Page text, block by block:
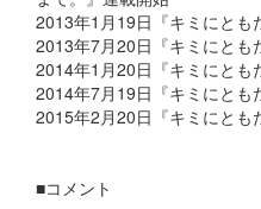
2013年1月19日『キミにとも
2013年7月20日『キミにとも
2014年1月20日『キミにとも
2014年7月19日『キミにとも
2015年2月20日『キミにとも
■コメント